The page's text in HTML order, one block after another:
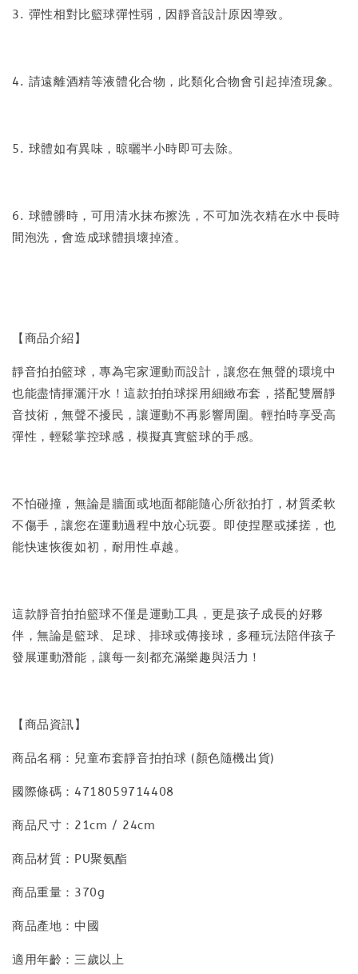
3. 彈性相對比籃球彈性弱，因靜音設計原因導致。
4. 請遠離酒精等液體化合物，此類化合物會引起掉渣現象。
5. 球體如有異味，晾曬半小時即可去除。
6. 球體髒時，可用清水抹布擦洗，不可加洗衣精在水中長時
間泡洗，會造成球體損壞掉渣。
【商品介紹】
靜音拍拍籃球，專為宅家運動而設計，讓您在無聲的環境中
也能盡情揮灑汗水！這款拍拍球採用細緻布套，搭配雙層靜
音技術，無聲不擾民，讓運動不再影響周圍。輕拍時享受高
彈性，輕鬆掌控球感，模擬真實籃球的手感。
不怕碰撞，無論是牆面或地面都能隨心所欲拍打，材質柔軟
不傷手，讓您在運動過程中放心玩耍。即使捏壓或揉搓，也
能快速恢復如初，耐用性卓越。
這款靜音拍拍籃球不僅是運動工具，更是孩子成長的好夥
伴，無論是籃球、足球、排球或傳接球，多種玩法陪伴孩子
發展運動潛能，讓每一刻都充滿樂趣與活力！
【商品資訊】
商品名稱：兒童布套靜音拍拍球 (顏色隨機出貨)
國際條碼：4718059714408
商品尺寸：21cm / 24cm
商品材質：PU聚氨酯
商品重量：370g
商品產地：中國
適用年齡：三歲以上